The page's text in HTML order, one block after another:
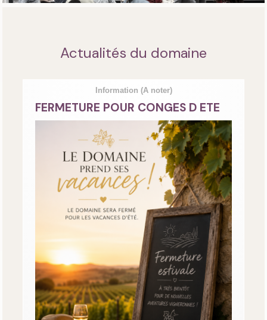
Actualités du domaine
Information (A noter)
FERMETURE POUR CONGES D ETE